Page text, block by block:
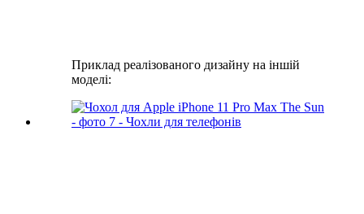
Приклад реалізованого дизайну на іншій
моделі: